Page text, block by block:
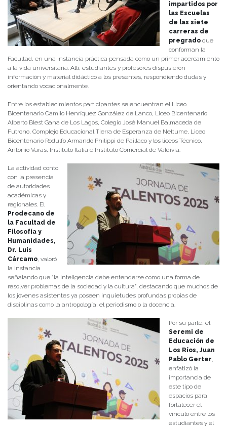
impartidos por
las Escuelas
de las siete
carreras de
pregrado que
conforman la
Facultad, en una instancia práctica pensada como un primer acercamiento
a la vida universitaria. Allí, estudiantes y profesores dispusieron
información y material didáctico a los presentes, respondiendo dudas y
orientando vocacionalmente.
Entre los establecimientos participantes se encuentran el Liceo
Bicentenario Camilo Henríquez González de Lanco, Liceo Bicentenario
Alberto Blest Gana de Los Lagos, Colegio José Manuel Balmaceda de
Futrono, Complejo Educacional Tierra de Esperanza de Neltume, Liceo
Bicentenario Rodulfo Armando Philippi de Paillaco y los liceos Técnico,
Antonio Varas, Instituto Italia e Instituto Comercial de Valdivia.
La actividad contó
con la presencia
de autoridades
académicas y
regionales. El
Prodecano de
la Facultad de
Filosofía y
Humanidades,
Dr. Luis
Cárcamo, valoró
la instancia
señalando que “la inteligencia debe entenderse como una forma de
resolver problemas de la sociedad y la cultura”, destacando que muchos de
los jóvenes asistentes ya poseen inquietudes profundas propias de
disciplinas como la antropología, el periodismo o la docencia.
Por su parte, el
Seremi de
Educación de
Los Ríos, Juan
Pablo Gerter,
enfatizó la
importancia de
este tipo de
espacios para
fortalecer el
vínculo entre los
estudiantes y el